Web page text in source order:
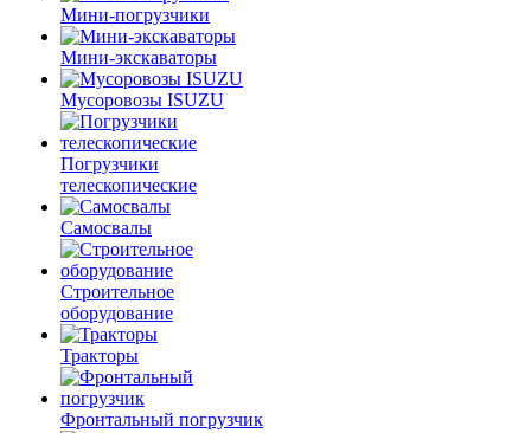
Мини-погрузчики
Мини-экскаваторы
Мусоровозы ISUZU
Погрузчики
телескопические
Самосвалы
Строительное
оборудование
Тракторы
Фронтальный погрузчик